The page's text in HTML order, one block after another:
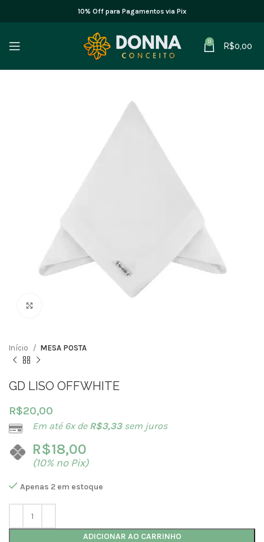
10% Off para Pagamentos via Pix
0 R$0,00
Início MESA POSTA
GD LISO OFFWHITE
R$20,00
Em até 6x de R$3,33sem juros
R$18,00
(10% no Pix)
Apenas 2 em estoque
ADICIONAR AO CARRINHO